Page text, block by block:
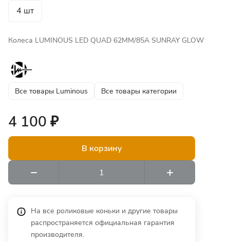
4 шт
Колеса LUMINOUS LED QUAD 62MM/85A SUNRAY GLOW
Все товары Luminous Все товары категории
4 100 ₽
В корзину
На все роликовые коньки и другие товары
распространяется официальная гарантия
производителя.